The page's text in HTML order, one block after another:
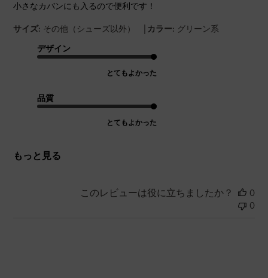
小さなカバンにも入るので便利です！
サイズ: その他（シューズ以外） | カラー: グリーン系
デザイン
とてもよかった
品質
とてもよかった
もっと見る
このレビューは役に立ちましたか？
0
0